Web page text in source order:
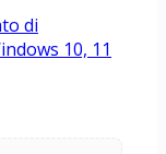
di
10, 11